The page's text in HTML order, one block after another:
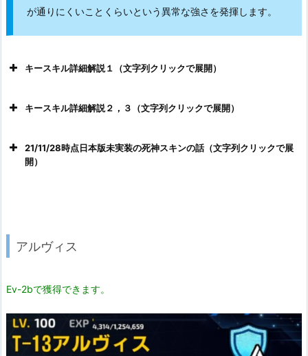
が通りにくいことくらいという異常な強さを発揮します。
キースキル詳細解説１（文字列クリックで展開）
キースキル詳細解説２，３（文字列クリックで展開）
Ver1.0と比べると完全に別キャラになってます。
21/11/28時点日本版未実装の死神スキンの話（文字列クリックで展
開）
音が出ます。ご注意下さい。いえむしろモーションと合わせて
声の不気味さ加減聞いて下さい。
アルヴィス
Ev-2bで獲得できます。